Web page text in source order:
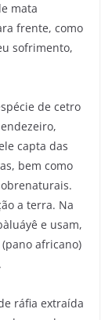
mata
frente, como
sofrimento,
de cetro
capta das
bem como
a terra. Na
e usam,
africano)
ráfia extraída